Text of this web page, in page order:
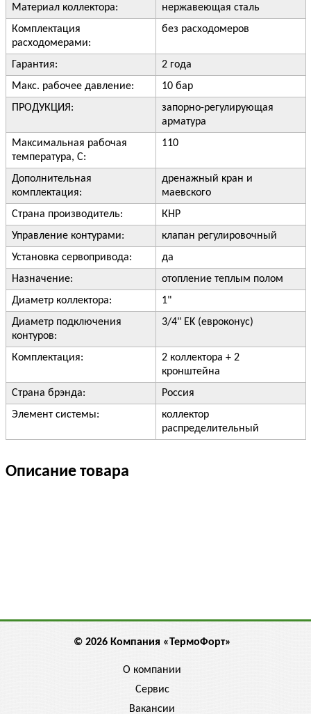
Материал коллектора:
нержавеющая сталь
Комплектация
расходомерами:
без расходомеров
Гарантия:
2 года
Макс. рабочее давление:
10 бар
ПРОДУКЦИЯ:
запорно-регулирующая
арматура
Максимальная рабочая
температура, С:
110
Дополнительная
комплектация:
дренажный кран и
маевского
Страна производитель:
КНР
Управление контурами:
клапан регулировочный
Установка сервопривода:
да
Назначение:
отопление теплым полом
Диаметр коллектора:
1"
Диаметр подключения
контуров:
3/4" EK (евроконус)
Комплектация:
2 коллектора + 2
кронштейна
Страна брэнда:
Россия
Элемент системы:
коллектор
распределительный
Описание товара
© 2026 Компания «ТермоФорт»
О компании
Сервис
Вакансии